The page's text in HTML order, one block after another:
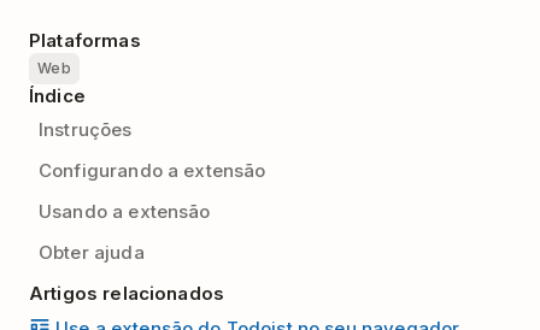
Plataformas
Web
Índice
Instruções
Configurando a extensão
Usando a extensão
Obter ajuda
Artigos relacionados